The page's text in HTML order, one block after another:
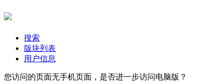
搜索
版块列表
用户信息
您访问的页面无手机页面，是否进一步访问电脑版？